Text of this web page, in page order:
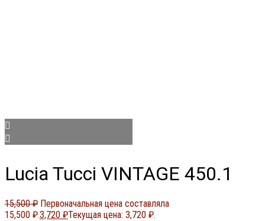
Lucia Tucci VINTAGE 450.1
15,500₽ Первоначальная цена составляла
15,500 ₽.3,720 ₽Текущая цена: 3,720 ₽.